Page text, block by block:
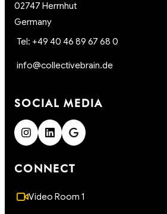
02747 Herrnhut
Germany
Tel: +49 40 46 89 67 68 0
info@collectivebrain.de
SOCIAL MEDIA
CONNECT
Video Room 1